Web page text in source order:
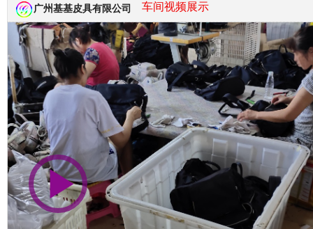
广州基基皮具有限公司 车间视频展示